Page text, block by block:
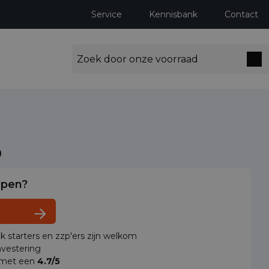
Service Kennisbank Contact
starters en zzp'ers zijn welkom
een 4.7/5